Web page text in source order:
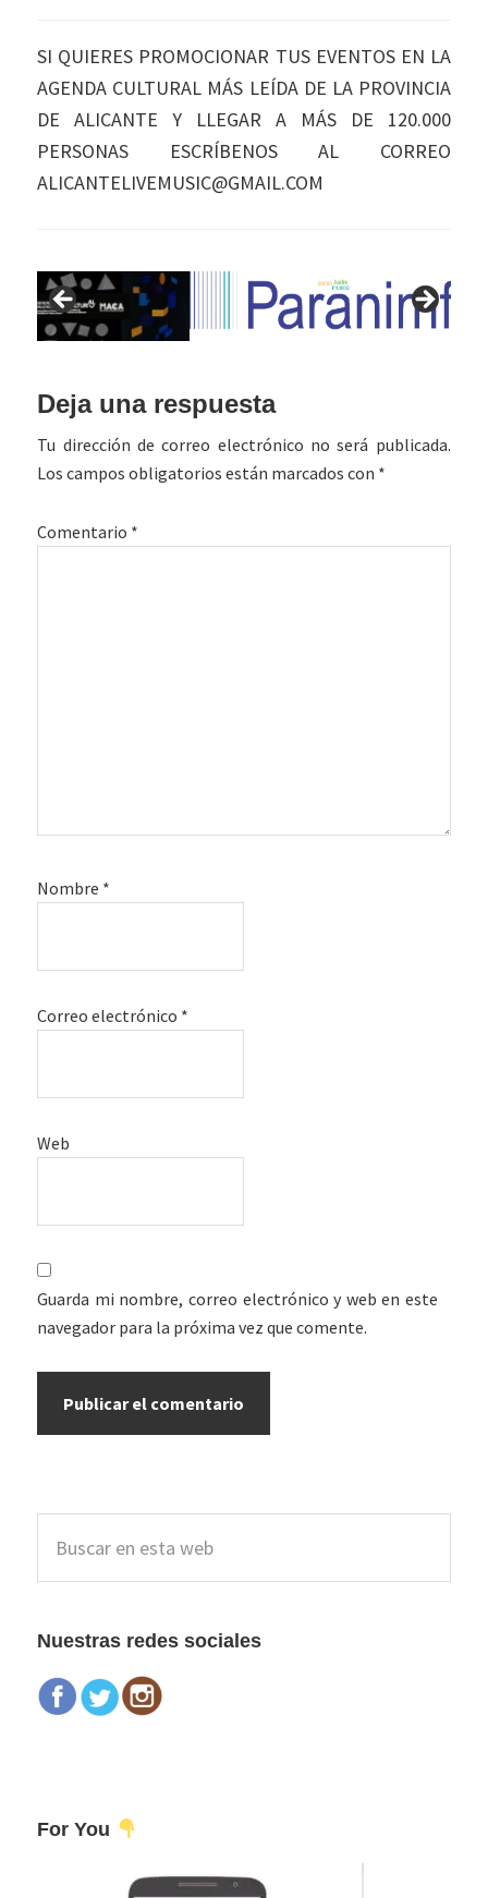
SI QUIERES PROMOCIONAR TUS EVENTOS EN LA
AGENDA CULTURAL MÁS LEÍDA DE LA PROVINCIA
DE ALICANTE Y LLEGAR A MÁS DE 120.000
PERSONAS ESCRÍBENOS AL CORREO
ALICANTELIVEMUSIC@GMAIL.COM
Interacciones
con
los
Deja una respuesta
Tu dirección de correo electrónico no será publicada.
Los campos obligatorios están marcados con *
Comentario *
Nombre *
Correo electrónico *
Web
Guarda mi nombre, correo electrónico y web en este
navegador para la próxima vez que comente.
Barra
lateral
esta
Nuestras redes sociales
For You